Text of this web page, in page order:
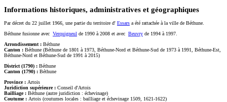
Informations historiques, administratives et géographiques
Par décret du 22 juillet 1966, une partie du territoire d' Essars a été rattachée à la ville de Béthune.
Béthune fusionne avec Verquigneul de 1990 à 2008 et avec Beuvry de 1994 à 1997.
Arrondissement : Béthune
Canton : Béthune (Béthune de 1801 à 1973, Béthune-Nord et Béthune-Sud de 1973 à 1991, Béthune-Est,
Béthune-Nord et Béthune-Sud de 1991 à 2015)
District (1790) : Béthune
Canton (1790) : Béthune
Province : Artois
Juridiction supérieure : Conseil d'Artois
Bailliage : Béthune (autre juridiction : échevinage)
Coutume : Artois (coutumes locales : bailliage et échevinage 1509, 1621-1622)